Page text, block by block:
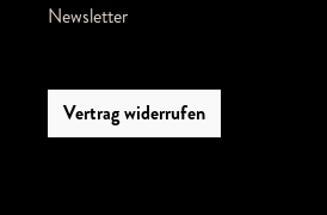
Newsletter
Vertrag widerrufen